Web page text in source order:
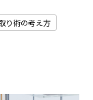
り術の考え方